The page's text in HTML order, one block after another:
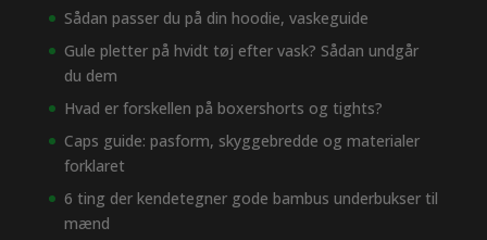
Sådan passer du på din hoodie, vaskeguide
Gule pletter på hvidt tøj efter vask? Sådan undgår
du dem
Hvad er forskellen på boxershorts og tights?
Caps guide: pasform, skyggebredde og materialer
forklaret
6 ting der kendetegner gode bambus underbukser til
mænd